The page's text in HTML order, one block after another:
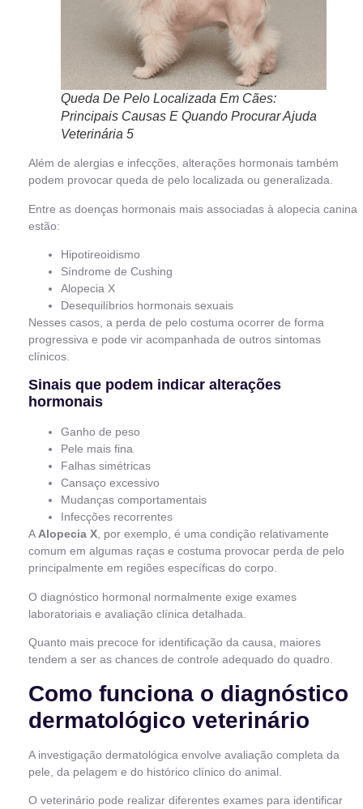
Queda De Pelo Localizada Em Cães:
Principais Causas E Quando Procurar Ajuda
Veterinária 5
Além de alergias e infecções, alterações hormonais também
podem provocar queda de pelo localizada ou generalizada.
Entre as doenças hormonais mais associadas à alopecia canina
estão:
Hipotireoidismo
Síndrome de Cushing
Alopecia X
Desequilíbrios hormonais sexuais
Nesses casos, a perda de pelo costuma ocorrer de forma
progressiva e pode vir acompanhada de outros sintomas
clínicos.
Sinais que podem indicar alterações
hormonais
Ganho de peso
Pele mais fina
Falhas simétricas
Cansaço excessivo
Mudanças comportamentais
Infecções recorrentes
AAlopecia X, por exemplo, é uma condição relativamente
comum em algumas raças e costuma provocar perda de pelo
principalmente em regiões específicas do corpo.
O diagnóstico hormonal normalmente exige exames
laboratoriais e avaliação clínica detalhada.
Quanto mais precoce for identificação da causa, maiores
tendem a ser as chances de controle adequado do quadro.
Como funciona o diagnóstico
dermatológico veterinário
A investigação dermatológica envolve avaliação completa da
pele, da pelagem e do histórico clínico do animal.
O veterinário pode realizar diferentes exames para identificar